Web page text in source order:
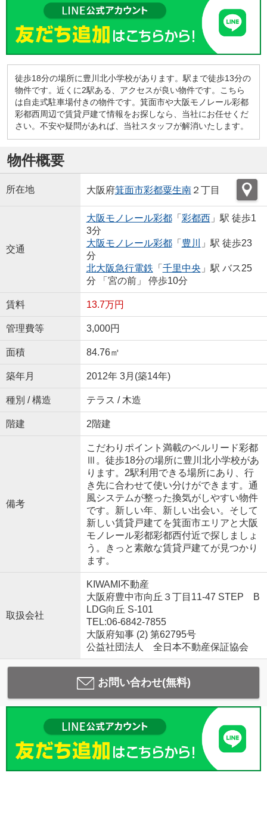
徒歩18分の場所に豊川北小学校があります。駅まで徒歩13分の
物件です。近くに2駅ある、アクセスが良い物件です。こちら
は自走式駐車場付きの物件です。箕面市や大阪モノレール彩都
彩都西周辺で賃貸戸建て情報をお探しなら、当社にお任せくだ
さい。不安や疑問があれば、当社スタッフが解消いたします。
物件概要
所在地 大阪府箕面市彩都粟生南２丁目
交通
大阪モノレール彩都「 彩都西」駅 徒歩1
3分
大阪モノレール彩都「 豊川
」駅 徒歩23
分
北大阪急行電鉄 「 千里中央 」駅 バス25
分 「宮の前」 停歩10分
賃料 13.7万円
管理費等 3,000円
面積 84.76㎡
築年月 2012年 3月(築14年)
種別 / 構造 テラス / 木造
階建 2階建
備考
こだわりポイント満載のベルリード彩都
Ⅲ。徒歩18分の場所に豊川北小学校があ
ります。2駅利用できる場所にあり、行
き先に合わせて使い分けができます。通
風システムが整った換気がしやすい物件
です。新しい年、新しい出会い。そして
新しい賃貸戸建てを箕面市エリアと大阪
モノレール彩都彩都西付近で探しましょ
う。きっと素敵な賃貸戸建てが見つかり
ます。
取扱会社
KIWAMI不動産
大阪府豊中市向丘３丁目11-47 STEP B
LDG向丘 S-101
TEL:06-6842-7855
大阪府知事 (2) 第62795号
公益社団法人 全日本不動産保証協会
お問い合わせ(無料)